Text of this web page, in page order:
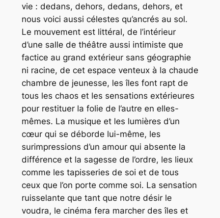
vie : dedans, dehors, dedans, dehors, et
nous voici aussi célestes qu’ancrés au sol.
Le mouvement est littéral, de l’intérieur
d’une salle de théâtre aussi intimiste que
factice au grand extérieur sans géographie
ni racine, de cet espace venteux à la chaude
chambre de jeunesse, les îles font rapt de
tous les chaos et les sensations extérieures
pour restituer la folie de l’autre en elles-
mêmes. La musique et les lumières d’un
cœur qui se déborde lui-même, les
surimpressions d’un amour qui absente la
différence et la sagesse de l’ordre, les lieux
comme les tapisseries de soi et de tous
ceux que l’on porte comme soi. La sensation
ruisselante que tant que notre désir le
voudra, le cinéma fera marcher des îles et